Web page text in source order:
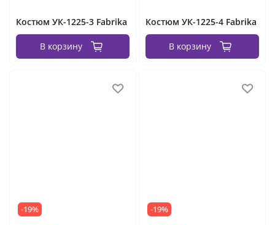
Костюм УК-1225-3 Fabrika
В корзину
Костюм УК-1225-4 Fabrika
В корзину
-19% -19%